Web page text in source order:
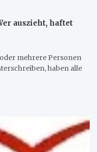
auszieht, haftet
mehrere Personen
haben alle